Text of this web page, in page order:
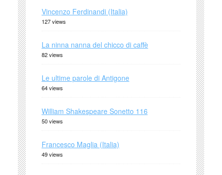
Vincenzo Ferdinandi (Italia)
127 views
La ninna nanna del chicco di caffè
82 views
Le ultime parole di Antigone
64 views
William Shakespeare Sonetto 116
50 views
Francesco Maglia (Italia)
49 views